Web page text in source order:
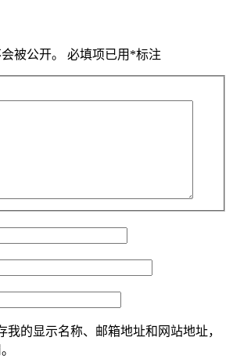
被公开。 必填项已用 *标注
我的显示名称、邮箱地址和网站地址，